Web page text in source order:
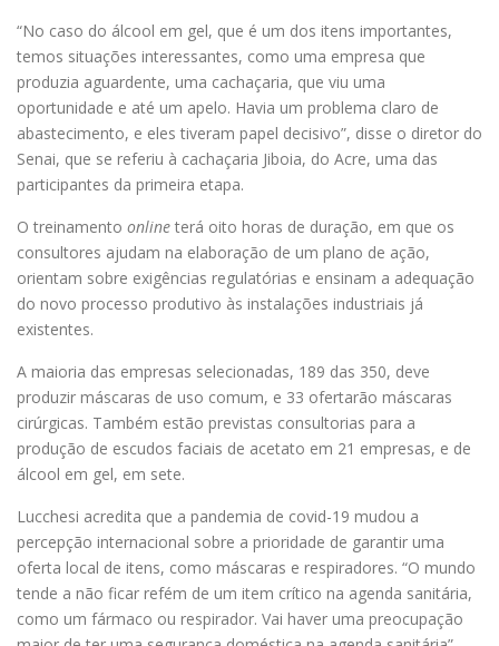
“No caso do álcool em gel, que é um dos itens importantes,
temos situações interessantes, como uma empresa que
produzia aguardente, uma cachaçaria, que viu uma
oportunidade e até um apelo. Havia um problema claro de
abastecimento, e eles tiveram papel decisivo”, disse o diretor do
Senai, que se referiu à cachaçaria Jiboia, do Acre, uma das
participantes da primeira etapa.
O treinamento online terá oito horas de duração, em que os
consultores ajudam na elaboração de um plano de ação,
orientam sobre exigências regulatórias e ensinam a adequação
do novo processo produtivo às instalações industriais já
existentes.
A maioria das empresas selecionadas, 189 das 350, deve
produzir máscaras de uso comum, e 33 ofertarão máscaras
cirúrgicas. Também estão previstas consultorias para a
produção de escudos faciais de acetato em 21 empresas, e de
álcool em gel, em sete.
Lucchesi acredita que a pandemia de covid-19 mudou a
percepção internacional sobre a prioridade de garantir uma
oferta local de itens, como máscaras e respiradores. “O mundo
tende a não ficar refém de um item crítico na agenda sanitária,
como um fármaco ou respirador. Vai haver uma preocupação